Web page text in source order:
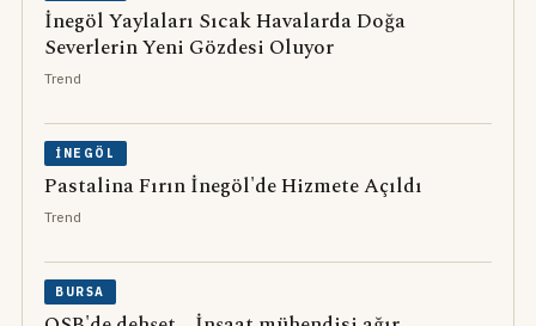
İnegöl Yaylaları Sıcak Havalarda Doğa
Severlerin Yeni Gözdesi Oluyor
Trend
İNEGÖL
Pastalina Fırın İnegöl'de Hizmete Açıldı
Trend
BURSA